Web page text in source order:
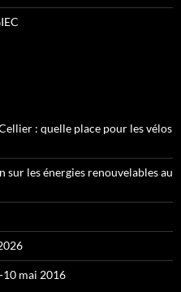
: quelle place pour les vélos
sur les énergies renouvelables au
10 mai 2016